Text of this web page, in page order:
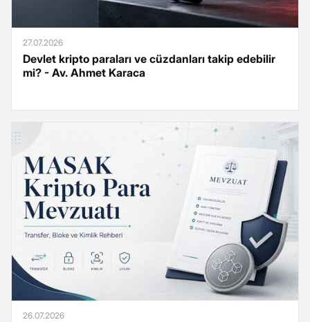
27.07.2026
Devlet kripto paraları ve cüzdanları takip edebilir
mi? - Av. Ahmet Karaca
26.07.2026